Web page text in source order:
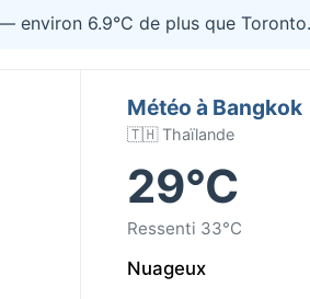
environ 6.9°C de plus que Toronto.
Météo à Bangkok
🇹🇭 Thaïlande
29°C
Ressenti 33°C
Nuageux